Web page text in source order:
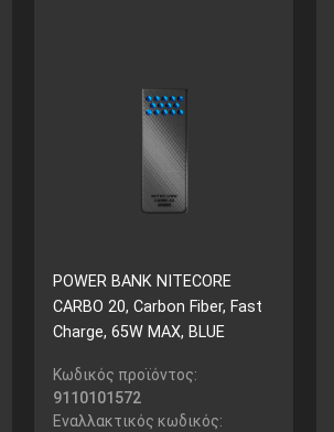
POWER BANK NITECORE
CARBO 20, Carbon Fiber, Fast
Charge, 65W MAX, BLUE
Κωδικός προϊόντος:
9110101572
Εναλλακτικός κωδικός: